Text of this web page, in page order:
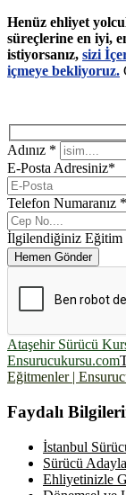
Henüz ehliyet
süreçlerine en iyi,
istiyorsanız, sizi
içmeye bekliyoruz.
Adınız *
E-Posta Adresiniz*
Telefon Numaranız *
İlgilendiğiniz Eğitim
Hemen Gönder
Ataşehir Sürücü
Ensurucukursu.com
Eğitmenler |
Faydalı
İstanbul
Sürücü
Ehliyetinizle